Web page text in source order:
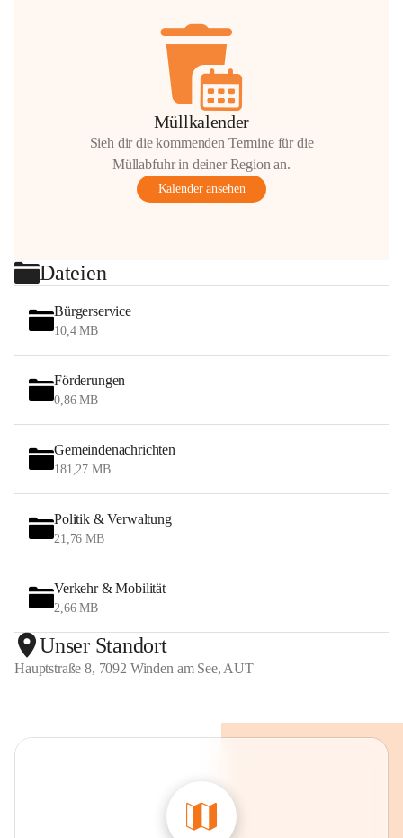
Müllkalender
Sieh dir die kommenden Termine für die
Müllabfuhr in deiner Region an.
Kalender ansehen
Dateien
Bürgerservice
10,4 MB
Förderungen
0,86 MB
Gemeindenachrichten
181,27 MB
Politik & Verwaltung
21,76 MB
Verkehr & Mobilität
2,66 MB
Unser Standort
Hauptstraße 8, 7092 Winden am See, AUT